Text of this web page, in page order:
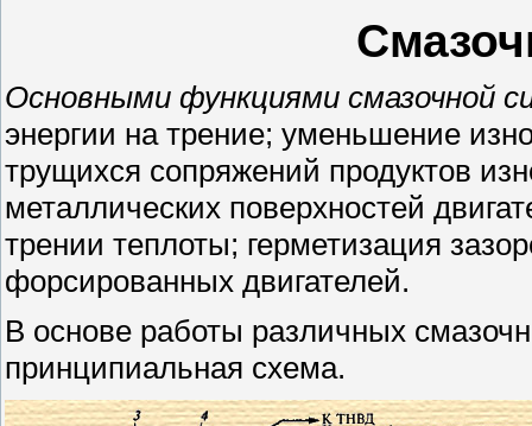
Основными функциями смазочной
энергии на трение; уменьшение
трущихся сопряжений продуктов
металлических поверхностей
трении теплоты; герметизация
форсированных двигателей.
В основе работы различных
принципиальная схема.